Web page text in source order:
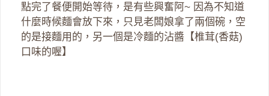
點完了餐便開始等待，是有些興奮阿~ 因為不知道
什麼時候麵會放下來，只見老闆娘拿了兩個碗，空
的是接麵用的，另一個是冷麵的沾醬【椎茸(香菇)
口味的喔】